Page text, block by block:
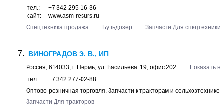
тел.:
+7 342 295-16-36
сайт:
www.asm-resurs.ru
Спецтехника продажа
Бульдозер Запчасти Для спецтехники
ВИНОГРАДОВ Э. В., ИП
Россия, 614033, г. Пермь, ул. Васильева, 19, офис 202
Показать
тел.:
+7 342 277-02-88
Оптово-розничная торговля. Запчасти к тракторам и сельхозтехнике
Запчасти Для тракторов